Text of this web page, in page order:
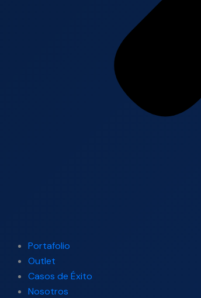
Portafolio
Outlet
Casos de Éxito
Nosotros